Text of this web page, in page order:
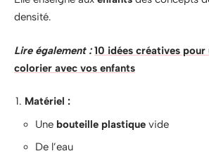
densité.
Lire également : 10 idées créatives
colorier avec vos enfants
Matériel :
Une bouteille plastique vide
De l’eau